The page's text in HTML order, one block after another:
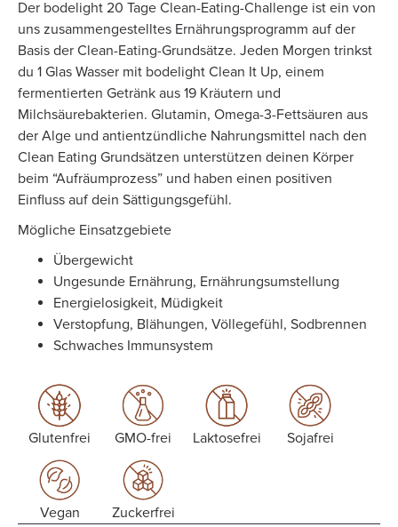
Der bodelight 20 Tage Clean-Eating-Challenge ist ein von
uns zusammengestelltes Ernährungsprogramm auf der
Basis der Clean-Eating-Grundsätze. Jeden Morgen trinkst
du 1 Glas Wasser mit bodelight Clean It Up, einem
fermentierten Getränk aus 19 Kräutern und
Milchsäurebakterien. Glutamin, Omega-3-Fettsäuren aus
der Alge und antientzündliche Nahrungsmittel nach den
Clean Eating Grundsätzen unterstützen deinen Körper
beim “Aufräumprozess” und haben einen positiven
Einfluss auf dein Sättigungsgefühl.
Mögliche Einsatzgebiete
Übergewicht
Ungesunde Ernährung, Ernährungsumstellung
Energielosigkeit, Müdigkeit
Verstopfung, Blähungen, Völlegefühl, Sodbrennen
Schwaches Immunsystem
Glutenfrei GMO-frei Laktosefrei Sojafrei
Vegan Zuckerfrei